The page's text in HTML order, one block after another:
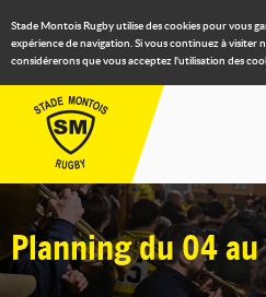
Stade Montois Rugby utilise des cookies pour vous
expérience de navigation. Si vous continuez à visiter
considérerons que vous acceptez l'utilisation des
Planning du 04